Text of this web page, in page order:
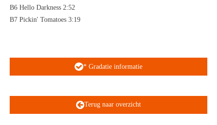
B6 Hello Darkness 2:52
B7 Pickin' Tomatoes 3:19
* Gradatie informatie
Terug naar overzicht